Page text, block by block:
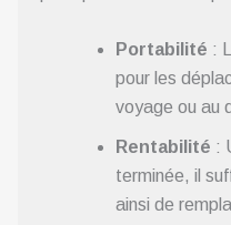
Portabilité :
pour les
voyage ou au
Rentabilité :
terminée, il
ainsi de